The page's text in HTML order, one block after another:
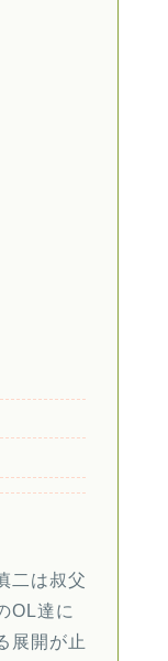
二は叔父
OL達に
展開が止